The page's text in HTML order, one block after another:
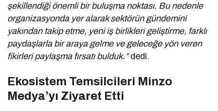
şekillendiği önemli bir buluşma noktası. Bu nedenle
organizasyonda yer alarak sektörün gündemini
yakından takip etme, yeni iş birlikleri geliştirme, farklı
paydaşlarla bir araya gelme ve geleceğe yön veren
fikirleri paylaşma fırsatı bulduk.”dedi.
Ekosistem Temsilcileri Minzo
Medya’yı Ziyaret Etti